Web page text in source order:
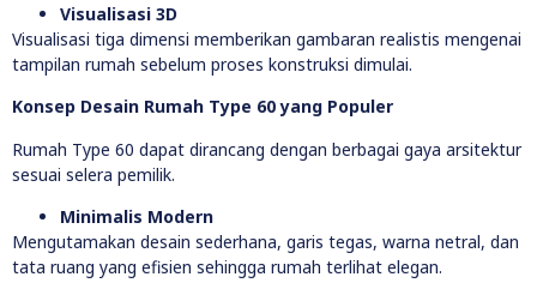
Visualisasi 3D
Visualisasi tiga dimensi memberikan gambaran realistis mengenai
tampilan rumah sebelum proses konstruksi dimulai.
Konsep Desain Rumah Type 60 yang Populer
Rumah Type 60 dapat dirancang dengan berbagai gaya arsitektur
sesuai selera pemilik.
Minimalis Modern
Mengutamakan desain sederhana, garis tegas, warna netral, dan
tata ruang yang efisien sehingga rumah terlihat elegan.